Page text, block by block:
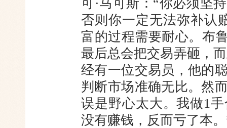
可·马可斯：“你必须坚
否则你一定无法弥补认
富的过程需要耐心。布
最后总会把交易弄砸，
经有一位交易员，他的
判断市场准确无比。然
误是野心太大。我做1
没有赚钱，反而亏了本